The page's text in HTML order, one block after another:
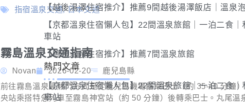
指宿溫泉交通,日本交通
霧島溫泉交通指南
Novan 2026-02-20
鹿兒島縣
前往霧島溫泉最熱門方式是從鹿兒島機場搭乘巴士（約 35-40 分鐘
央站乘搭特急列車至霧島神宮站（約 50 分鐘）後轉乘巴士。丸尾溫
【越後湯澤住宿推介】推薦9間越後湯澤飯店｜溫泉
【京都溫泉住宿懶人包】22間溫泉旅館｜一泊二食
車站
【鳴子溫泉住宿推介】推薦7間溫泉旅館
熱門文章
【京都溫泉住宿懶人包】22間溫泉旅館｜一泊二食｜
車站